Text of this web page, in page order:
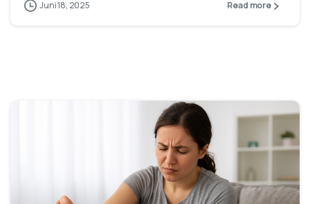
Juni 18, 2025 Read more